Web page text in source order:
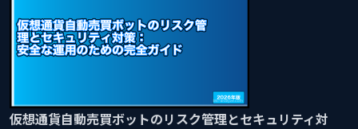
仮想通貨自動売買ボットのリスク管理とセキュリティ対